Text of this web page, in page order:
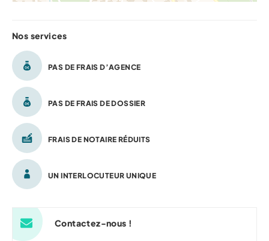
Nos services
PAS DE FRAIS D’AGENCE
PAS DE FRAIS DE DOSSIER
FRAIS DE NOTAIRE RÉDUITS
UN INTERLOCUTEUR UNIQUE
Contactez-nous !